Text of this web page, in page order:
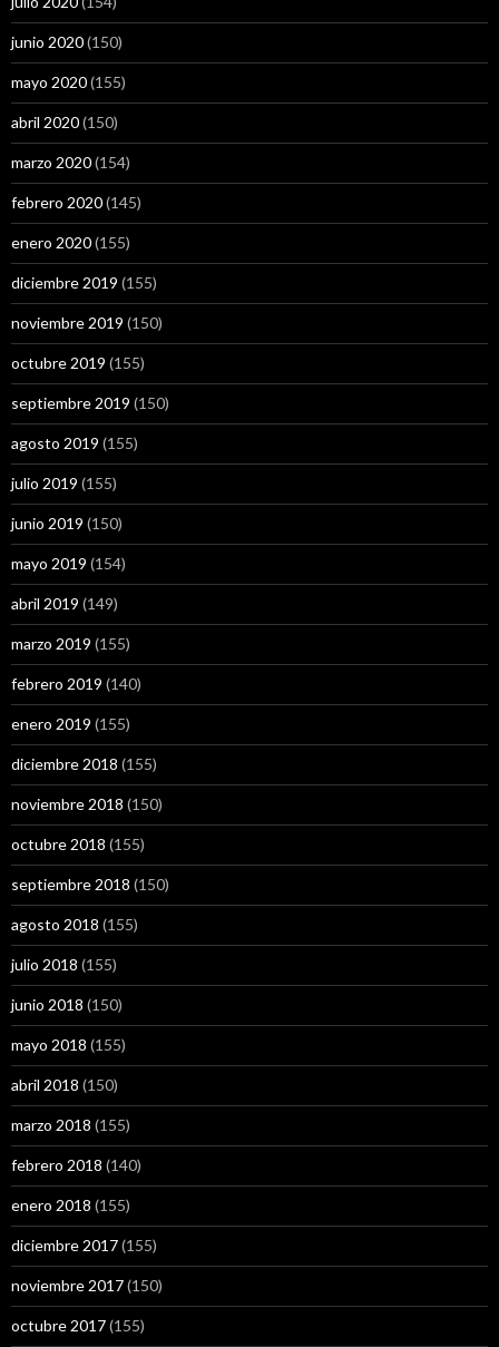
junio 2020(150)
mayo 2020(155)
abril 2020(150)
marzo 2020(154)
febrero 2020(145)
enero 2020(155)
diciembre 2019 (155)
noviembre 2019 (150)
octubre 2019 (155)
septiembre 2019 (150)
agosto 2019 (155)
julio 2019 (155)
junio 2019 (150)
mayo 2019 (154)
abril 2019 (149)
marzo 2019 (155)
febrero 2019 (140)
enero 2019 (155)
diciembre 2018 (155)
noviembre 2018 (150)
octubre 2018 (155)
septiembre 2018 (150)
agosto 2018 (155)
julio 2018 (155)
junio 2018 (150)
mayo 2018 (155)
abril 2018 (150)
marzo 2018 (155)
febrero 2018 (140)
enero 2018 (155)
diciembre 2017(155)
noviembre 2017(150)
octubre 2017(155)